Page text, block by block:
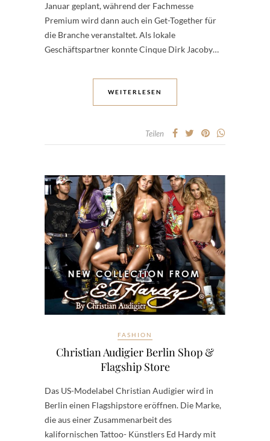
Januar geplant, während der Fachmesse
Premium wird dann auch ein Get-Together für
die Branche veranstaltet. Als lokale
Geschäftspartner konnte Cinque Dirk Jacoby…
WEITERLESEN
Teilen
FASHION
Christian Audigier Berlin Shop &
Flagship Store
Das US-Modelabel Christian Audigier wird in
Berlin einen Flagshipstore eröffnen. Die Marke,
die aus einer Zusammenarbeit des
kalifornischen Tattoo- Künstlers Ed Hardy mit